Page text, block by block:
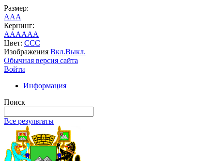
Размер:
AAA
Кернинг:
AAAAAA
Цвет: CCC
Изображения Вкл.Выкл.
Обычная версия сайта
Войти
Информация
Поиск
Все результаты